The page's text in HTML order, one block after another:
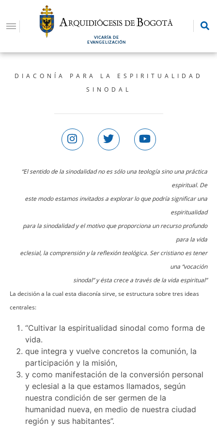
contenido
VICARÍA DE
EVANGELIZACIÓN
DIACONÍA PARA LA ESPIRITUALIDAD
SINODAL
“El sentido de la sinodalidad no es sólo una teología sino una práctica
espiritual. De
este modo estamos invitados a explorar lo que podría significar una
espiritualidad
para la sinodalidad y el motivo que proporciona un recurso profundo
para la vida
eclesial, la comprensión y la reflexión teológica. Ser cristiano es tener
una “vocación
sinodal” y ésta crece a través de la vida espiritual”
La decisión a la cual esta diaconía sirve, se estructura sobre tres ideas
centrales:
“Cultivar la espiritualidad sinodal como forma de
vida.
que integra y vuelve concretos la comunión, la
participación y la misión,
y como manifestación de la conversión personal
y eclesial a la que estamos llamados, según
nuestra condición de ser germen de la
humanidad nueva, en medio de nuestra ciudad
región y sus habitantes”.